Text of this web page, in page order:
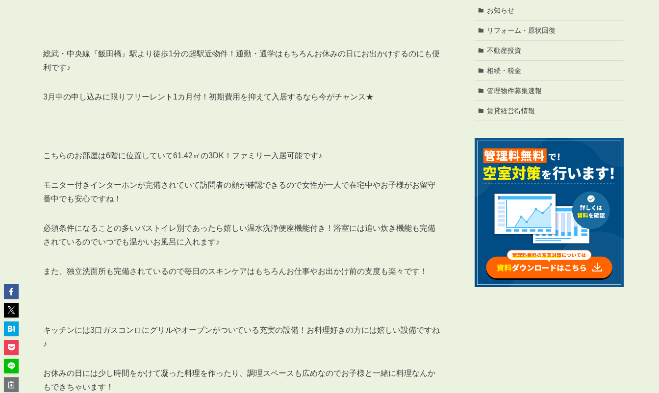
ABOUT 私たちについて
企業理念
スタッフ紹介
採用情報
3POINT空室解消!3つの自信
仲介会社とのネットワークで情報提供力に自信あり
RENTAL
管理料無料について
４つの強み
報酬と独自の保証内容
手続きの流れ
賃料査定について
賃貸管理を依頼したい方
マンションの自主管理について
仲介業者向け・申込方法
総武・中央線『飯田橋』駅より徒歩1分の超駅近物件！通勤・通学はもちろんお休みの日にお出かけするのにも便
利です♪
3月中の申し込みに限りフリーレント1カ月付！初期費用を抑えて入居するなら今がチャンス★
こちらのお部屋は6階に位置していて61.42㎡の3DK！ファミリー入居可能です♪
モニター付きインターホンが完備されていて訪問者の顔が確認できるので女性が一人で在宅中やお子様がお留守
番中でも安心ですね！
必須条件になることの多いバストイレ別であったら嬉しい温水洗浄便座機能付き！浴室には追い炊き機能も完備
されているのでいつでも温かいお風呂に入れます♪
また、独立洗面所も完備されているので毎日のスキンケアはもちろんお仕事やお出かけ前の支度も楽々です！
キッチンには3口ガスコンロにグリルやオーブンがついている充実の設備！お料理好きの方には嬉しい設備ですね
♪
お休みの日には少し時間をかけて凝った料理を作ったり、調理スペースも広めなのでお子様と一緒に料理なんか
もできちゃいます！
お知らせ
リフォーム・原状回復
不動産投資
相続・税金
管理物件募集速報
賃貸経営得情報